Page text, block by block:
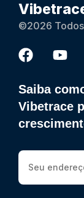
©2026
Saiba
Vibetrace